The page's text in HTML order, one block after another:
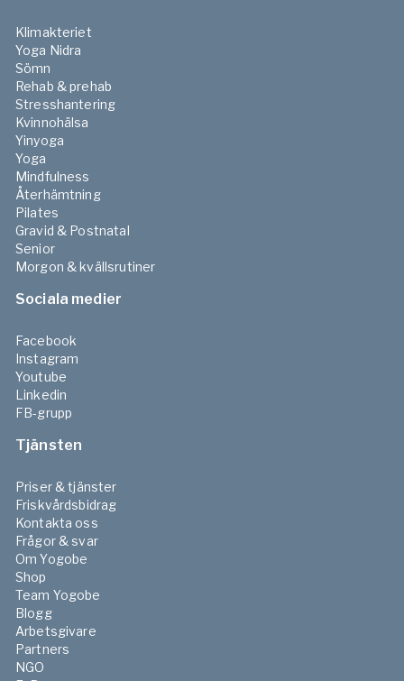
Klimakteriet
Yoga Nidra
Sömn
Rehab & prehab
Stresshantering
Kvinnohälsa
Yinyoga
Yoga
Mindfulness
Återhämtning
Pilates
Gravid & Postnatal
Senior
Morgon & kvällsrutiner
Sociala medier
Facebook
Instagram
Youtube
Linkedin
FB-grupp
Tjänsten
Priser & tjänster
Friskvårdsbidrag
Kontakta oss
Frågor & svar
Om Yogobe
Shop
Team Yogobe
Blogg
Arbetsgivare
Partners
NGO